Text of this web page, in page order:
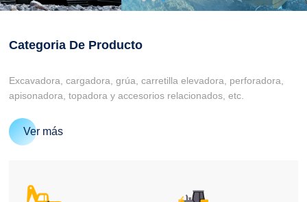
Categoria De Producto
Excavadora, cargadora, grúa, carretilla elevadora, perforadora,
apisonadora, topadora y accesorios relacionados, etc.
Ver más